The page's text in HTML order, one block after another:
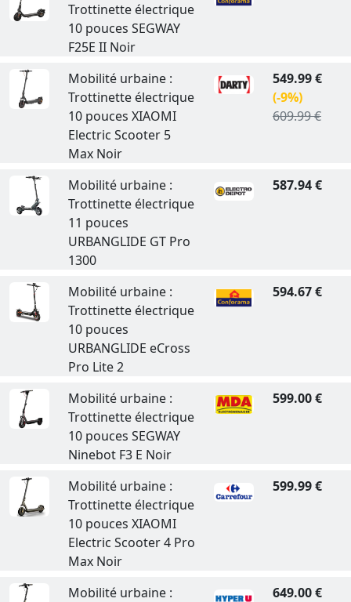
Trottinette électrique
10 pouces SEGWAY
F25E II Noir
Mobilité urbaine :
Trottinette électrique
10 pouces XIAOMI
Electric Scooter 5
Max Noir
549.99 €
(-9%)
609.99 €
Mobilité urbaine :
Trottinette électrique
11 pouces
URBANGLIDE GT Pro
1300
587.94 €
Mobilité urbaine :
Trottinette électrique
10 pouces
URBANGLIDE eCross
Pro Lite 2
594.67 €
Mobilité urbaine :
Trottinette électrique
10 pouces SEGWAY
Ninebot F3 E Noir
599.00 €
Mobilité urbaine :
Trottinette électrique
10 pouces XIAOMI
Electric Scooter 4 Pro
Max Noir
599.99 €
Mobilité urbaine :
649.00 €